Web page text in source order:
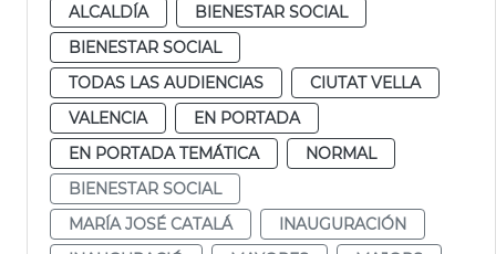
ALCALDÍA
BIENESTAR SOCIAL
BIENESTAR SOCIAL
TODAS LAS AUDIENCIAS
CIUTAT VELLA
VALENCIA
EN PORTADA
EN PORTADA TEMÁTICA
NORMAL
BIENESTAR SOCIAL
MARÍA JOSÉ CATALÁ
INAUGURACIÓN